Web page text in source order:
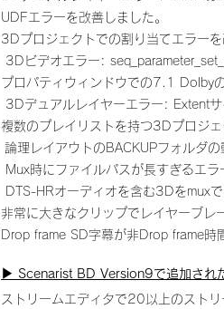
UDFエラーを改善しました。
3Dプロジェクトでの割り当てエラーを
3Dビデオエラー:
プロパティウィンドウでの7.1 Dolby
3Dデュアルレイヤーエラー: Extentサ
複数のプレイリストを持つ3Dプロジ
論理レイアウトのBACKUPフォルダの
Mux時にファイルパスが長すぎるエラ
DTS-HRオーディオを含む3Dをmux
非常に大きなクリップでレイヤーブレ
Drop frame SD字幕が非Drop frame時
▶︎ Scenarist BD Version9で追加され
ストリームエディタで20以上のスト